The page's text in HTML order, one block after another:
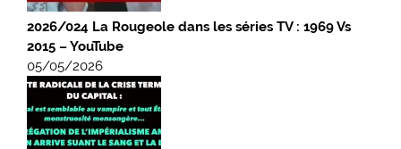
2026/024 La Rougeole dans les séries TV : 1969 Vs
2015 – YouTube
05/05/2026